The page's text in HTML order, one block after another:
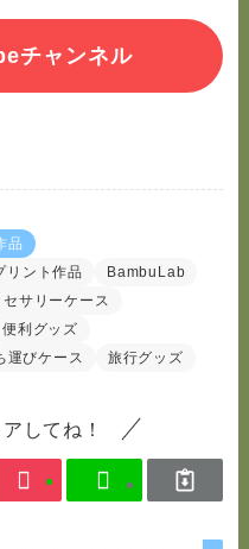
チャンネル
品
リント作品
BambuLab
セサリーケース
便利グッズ
運びケース 旅行グッズ
してね！